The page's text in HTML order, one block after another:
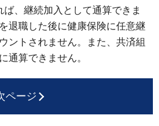
、継続加入として通算できま
退職した後に健康保険に任意継
ントされません。また、共済組
通算できません。
ページ